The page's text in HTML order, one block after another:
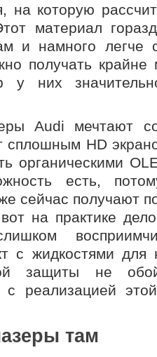
на которую
материал
и намного
получать крайне
у них
Audi мечтают
сплошным HD
органическими
есть,
сейчас получают
на практике
с жидкостями для
защиты не
реализацией
там